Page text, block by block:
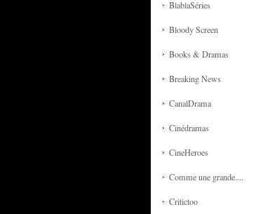
BlablaSéries
Bloody Screen
Books & Dramas
Breaking News
CanalDrama
Cinédramas
CineHeroes
Comme une grande....
Critictoo